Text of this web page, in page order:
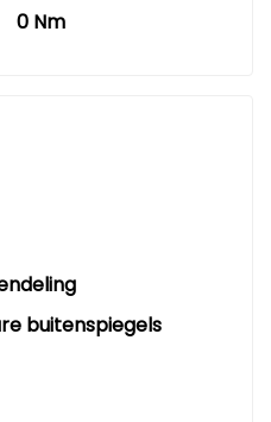
0 Nm
buitenspiegels